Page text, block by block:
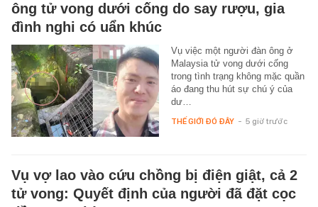
ông tử vong dưới cống do say rượu, gia
đình nghi có uẩn khúc
Vụ việc một người đàn ông ở
Malaysia tử vong dưới cống
trong tình trạng không mặc quần
áo đang thu hút sự chú ý của
dư…
THẾ GIỚI ĐÓ ĐÂY - 5 giờ trước
Vụ vợ lao vào cứu chồng bị điện giật, cả 2
tử vong: Quyết định của người đã đặt cọc